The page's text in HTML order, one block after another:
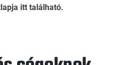
itt található.